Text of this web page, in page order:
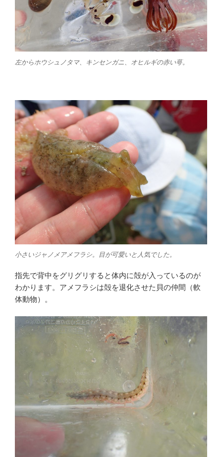
左からホウシュノタマ、キンセンガニ、オヒルギの赤い萼。
小さいジャノメアメフラシ。目が可愛いと人気でした。
指先で背中をグリグリすると体内に殻が入っているのが
わかります。アメフラシは殻を退化させた貝の仲間（軟
体動物）。